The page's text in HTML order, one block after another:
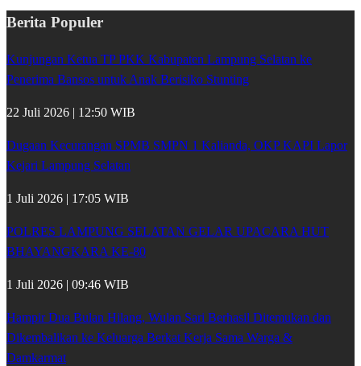
Berita Populer
Kunjungan Ketua TP PKK Kabupaten Lampung Selatan ke
Penerima Bansos untuk Anak Berisiko Stunting
22 Juli 2026 | 12:50 WIB
Dugaan Kecurangan SPMB SMPN 1 Kalianda, OKP KAPI Lapor
Kejari Lampung Selatan
1 Juli 2026 | 17:05 WIB
POLRES LAMPUNG SELATAN GELAR UPACARA HUT
BHAYANGKARA KE-80
1 Juli 2026 | 09:46 WIB
Hampir Dua Bulan Hilang, Wulan Sari Berhasil Ditemukan dan
Dikembalikan ke Keluarga Berkat Kerja Sama Warga &
Damkarmat